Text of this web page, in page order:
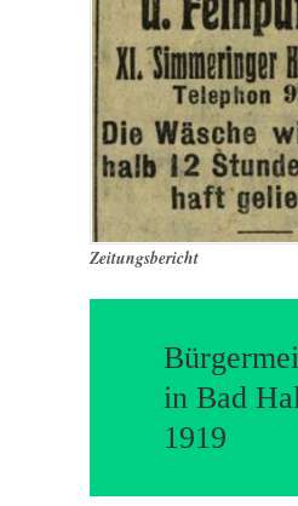
Zeitungsbericht
in Bad
1919